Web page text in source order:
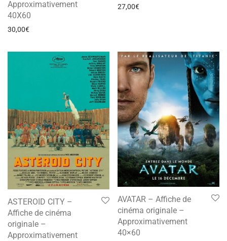
Approximativement
40X60
30,00€
27,00€
ASTEROID CITY –
Affiche de cinéma
originale –
Approximativement
AVATAR – Affiche de
cinéma originale –
Approximativement
40×60